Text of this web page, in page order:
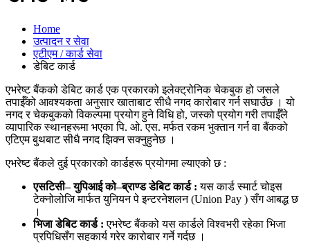
Home
उत्पादन र सेवा
एटीएम / कार्ड सेवा
डेबिट कार्ड
एभरेष्ट बैंकको डेबिट कार्ड एक प्रकारको इलेक्ट्रोनिक चेकबुक हो जसले
तपाईँको आवश्यकता अनुसार खाताबाट सीधै नगद कारोबार गर्न सघाउँछ । यो
नगद र चेकबुकको विकल्पमा प्रयोग हुने विधि हो, जस्को प्रयोग गरी तपाईँले
व्यापारिक स्थानहरूमा भएका पि. ओ. एस. मर्फत रकम भुक्तान गर्न वा बैंकको
एटिएम बुथबाट सीधै नगद झिक्न सक्नुहुनेछ ।
एभरेष्ट बैंकले दुई प्रकारको कार्डहरू प्रयोगमा ल्याएको छ :
एसटिसी– युपिआई को–ब्राण्ड डेबिट कार्ड : यस कार्ड स्मार्ट चोइस
टेक्नोलोजि मार्फत युनियन पे इन्टरनेशलन (Union Pay ) सँग आबद्ध छ
।
भिजा डेबिट कार्ड : एभरेष्ट बैंकको यस कार्डले विश्वभरी रहेका भिजा
प्रपिधिसँग सहकार्य गरेर कारोबार गर्ने गर्दछ ।